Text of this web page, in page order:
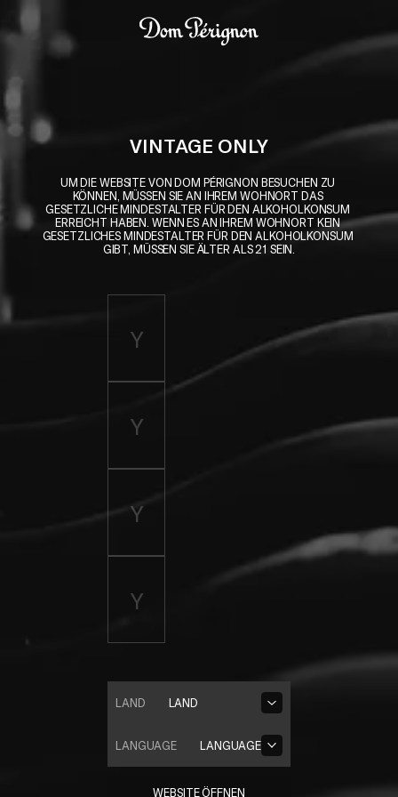
VINTAGE ONLY
UM DIE WEBSITE VON DOM PÉRIGNON BESUCHEN ZU
KÖNNEN, MÜSSEN SIE AN IHREM WOHNORT DAS
GESETZLICHE MINDESTALTER FÜR DEN ALKOHOLKONSUM
ERREICHT HABEN. WENN ES AN IHREM WOHNORT KEIN
GESETZLICHES MINDESTALTER FÜR DEN ALKOHOLKONSUM
GIBT, MÜSSEN SIE ÄLTER ALS 21 SEIN.
LAND
LAND
LANGUAGE
LANGUAGE
WEBSITE ÖFFNEN